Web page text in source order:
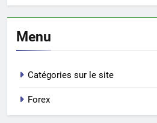
Menu
Catégories sur le site
Forex